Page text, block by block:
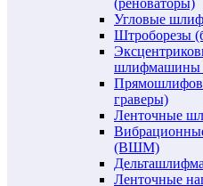
Угловые
Штроборезы
граверы)
Ленточные
(ВШМ)
Ленточные